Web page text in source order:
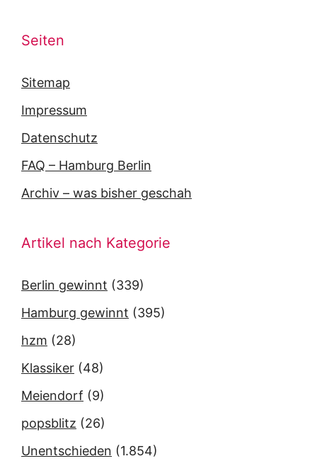
Seiten
Sitemap
Impressum
Datenschutz
FAQ – Hamburg Berlin
Archiv – was bisher geschah
Artikel nach Kategorie
Berlin gewinnt (339)
Hamburg gewinnt (395)
hzm (28)
Klassiker (48)
Meiendorf (9)
popsblitz (26)
Unentschieden (1.854)